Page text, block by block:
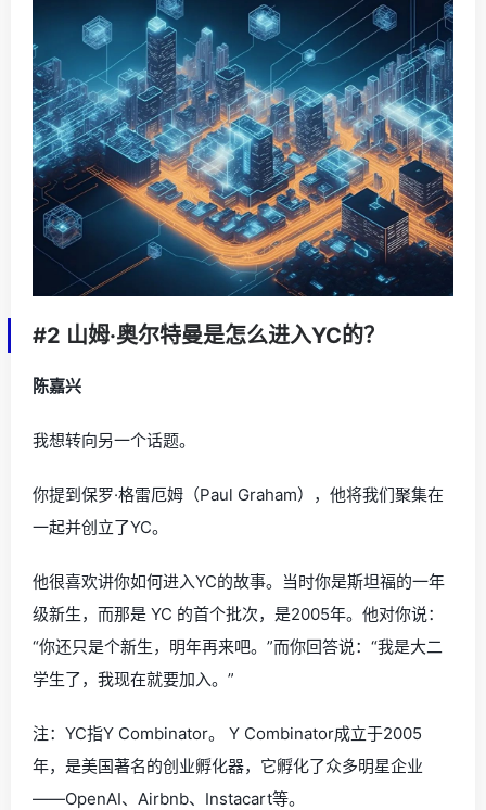
#2 山姆·奥尔特曼是怎么进入YC的？
陈嘉兴
我想转向另一个话题。
你提到保罗·格雷厄姆（Paul Graham），他将我们聚集在
一起并创立了YC。
他很喜欢讲你如何进入YC的故事。当时你是斯坦福的一年
级新生，而那是 YC 的首个批次，是2005年。他对你说：
“你还只是个新生，明年再来吧。”而你回答说：“我是大二
学生了，我现在就要加入。”
注：YC指Y Combinator。 Y Combinator成立于2005
年，是美国著名的创业孵化器，它孵化了众多明星企业
——OpenAI、Airbnb、Instacart等。